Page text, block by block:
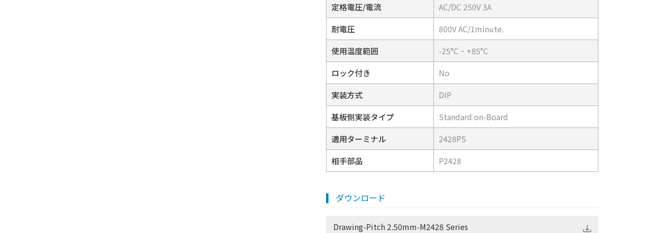
定格電圧/電流
AC/DC 250V 3A
耐電圧
800V AC/1minute.
使用温度範囲
-25°C ~ +85°C
ロック付き
No
実装方式
DIP
基板側実装タイプ
Standard on-Board
適用ターミナル
2428PS
相手部品
P2428
ダウンロード
Drawing-Pitch 2.50mm-M2428 Series